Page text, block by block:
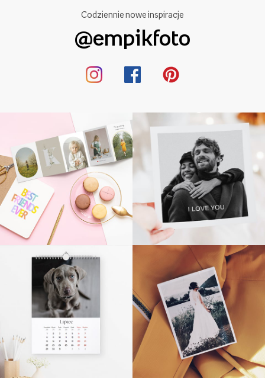
Codziennie nowe inspiracje
@empikfoto